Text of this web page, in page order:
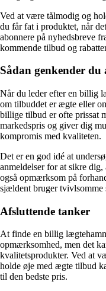
Ved at være tålmodig og
du får fat i produktet, når
abonnere på nyhedsbreve
kommende tilbud og
Sådan genkender
Når du leder efter en billig
om tilbuddet er ægte eller
billige tilbud er ofte prissat
markedspris og giver dig
kompromis med kvaliteten.
Det er en god idé at
anmeldelser for at sikre
også opmærksom på
sjældent bruger tvivlsomme
Afsluttende tanker
At finde en billig
opmærksomhed, men det
kvalitetsprodukter. Ved at
holde øje med ægte tilbud
til den bedste pris.